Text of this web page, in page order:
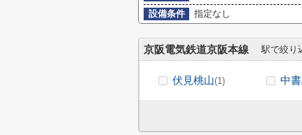
設備条件
指定なし
京阪電気鉄道京阪本線 駅で絞り
伏見桃山(1) 中